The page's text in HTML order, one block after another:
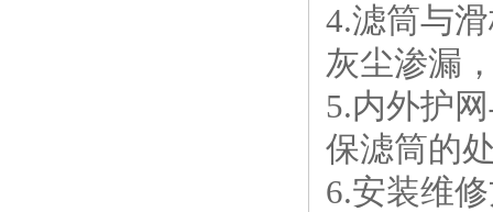
4.滤筒与
灰尘渗漏
5.内外护
保滤筒的
6.安装维